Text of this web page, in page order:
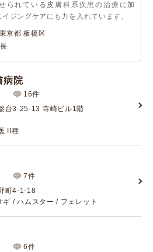
られている皮膚科系疾患の治療に加
ジングケアにも力を入れています。
京都 板橋区
病院
16件
台3-25-13 寺崎ビル1階
II種
7件
町4-1-18
ギ / ハムスター / フェレット
6件